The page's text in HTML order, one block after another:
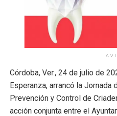
Córdoba, Ver., 24 de julio de
Esperanza, arrancó la Jornada
Prevención y Control de
acción conjunta entre el